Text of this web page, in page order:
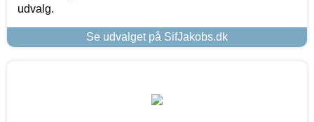
udvalg.
Se udvalget på SifJakobs.dk